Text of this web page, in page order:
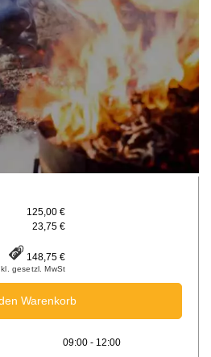
125,00 €
23,75 €
148,75 €
gesetzl. MwSt
Warenkorb
09:00 - 12:00